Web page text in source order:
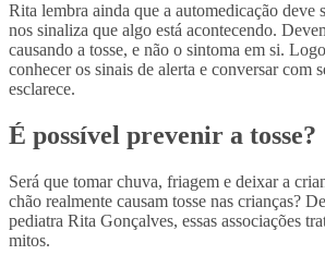
Rita lembra ainda que a automedicação deve
nos sinaliza que algo está acontecendo.
causando a tosse, e não o sintoma em si.
conhecer os sinais de alerta e conversar com
esclarece.
É possível prevenir a tosse?
Será que tomar chuva, friagem e deixar a
chão realmente causam tosse nas crianças?
pediatra Rita Gonçalves, essas associações
mitos.